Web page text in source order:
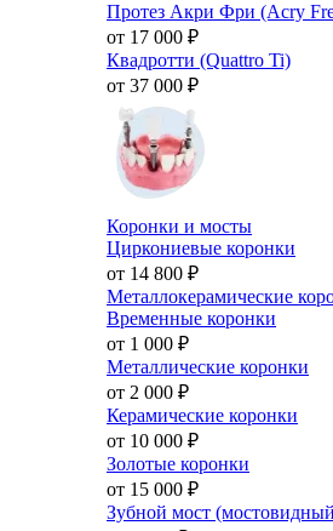
Протез Акри Фри (Acry
от 17 000 ₽
Квадротти (Quattro Ti)
от 37 000 ₽
Коронки и мосты
Циркониевые коронки
от 14 800 ₽
Металлокерамические
Временные коронки
от 1 000 ₽
Металлические коронки
от 2 000 ₽
Керамические коронки
от 10 000 ₽
Золотые коронки
от 15 000 ₽
Зубной мост